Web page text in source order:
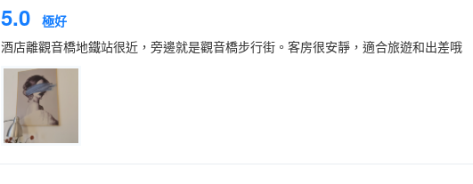
5.0 極好
酒店離觀音橋地鐵站很近，旁邊就是觀音橋步行街。客房很安靜，適合旅遊和出差哦